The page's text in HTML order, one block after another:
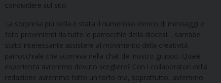
condividere sul sito.
La sorpresa più bella è stata il numeroso elenco di messaggi e
foto provenienti da tutte le parrocchie della diocesi… sarebbe
stato interessante assistere al movimento della creatività
parrocchiale che scorreva nella chat del nostro gruppo. Quale
esperienza avremmo dovuto scegliere? Con i collaboratori della
redazione avremmo fatto un torto ma, soprattutto, avremmo